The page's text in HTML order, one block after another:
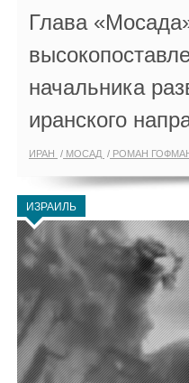
Глава
начальника
иранского
ИРАН МОСАД РОМАН
ИЗРАИЛЬ